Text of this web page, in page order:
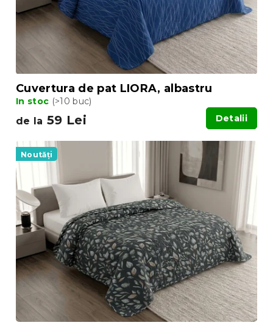
Cuvertura de pat LIORA, albastru
In stoc (>10 buc)
de la 59 Lei Detalii
Noutăți